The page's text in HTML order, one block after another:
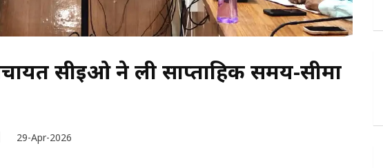
सीईओ ने ली साप्ताहिक समय-सीमा
29-Apr-2026